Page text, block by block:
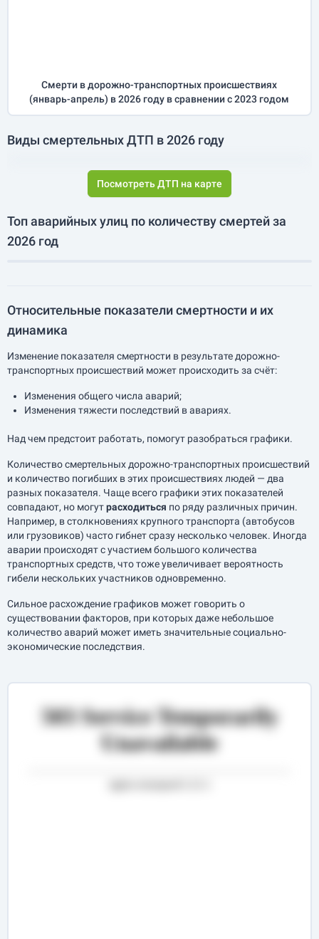
Смерти в дорожно-транспортных происшествиях
(январь-апрель) в 2026 году в сравнении с 2023 годом
Виды смертельных ДТП в 2026 году
Посмотреть ДТП на карте
Топ аварийных улиц по количеству смертей за
2026 год
Относительные показатели смертности и их
динамика
Изменение показателя смертности в результате дорожно-
транспортных происшествий может происходить за счёт:
Изменения общего числа аварий;
Изменения тяжести последствий в авариях.
Над чем предстоит работать, помогут разобраться графики.
Количество смертельных дорожно-транспортных происшествий
и количество погибших в этих происшествиях людей — два
разных показателя. Чаще всего графики этих показателей
совпадают, но могутрасходиться по ряду различных причин.
Например, в столкновениях крупного транспорта (автобусов
или грузовиков) часто гибнет сразу несколько человек. Иногда
аварии происходят с участием большого количества
транспортных средств, что тоже увеличивает вероятность
гибели нескольких участников одновременно.
Сильное расхождение графиков может говорить о
существовании факторов, при которых даже небольшое
количество аварий может иметь значительные социально-
экономические последствия.